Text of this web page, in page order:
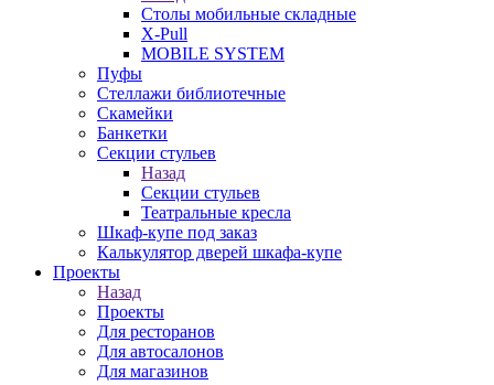
Столы мобильные складные
X-Pull
MOBILE SYSTEM
Пуфы
Стеллажи библиотечные
Скамейки
Банкетки
Секции стульев
Назад
Секции стульев
Театральные кресла
Шкаф-купе под заказ
Калькулятор дверей шкафа-купе
Проекты
Назад
Проекты
Для ресторанов
Для автосалонов
Для магазинов